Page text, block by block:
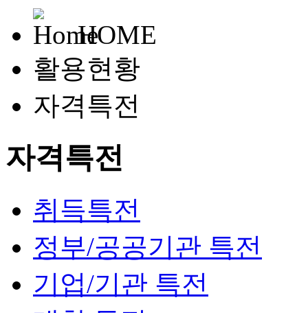
HOME
활용현황
자격특전
자격특전
취득특전
정부/공공기관 특전
기업/기관 특전